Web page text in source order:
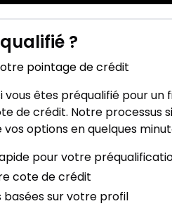
?
pointage de crédit
vous êtes préqualifié pour
de crédit. Notre processus
options en quelques
pour votre
cote de crédit
sur votre profil